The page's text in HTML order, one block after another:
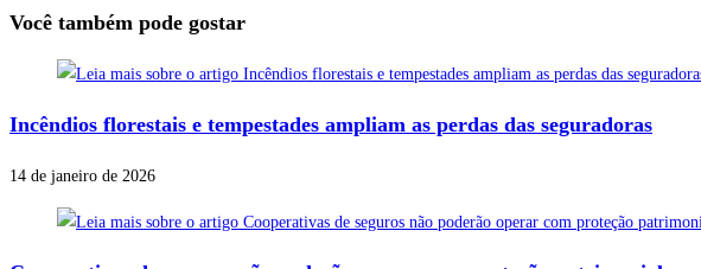
Você também pode gostar
Incêndios florestais e tempestades ampliam as perdas das seguradoras
14 de janeiro de 2026